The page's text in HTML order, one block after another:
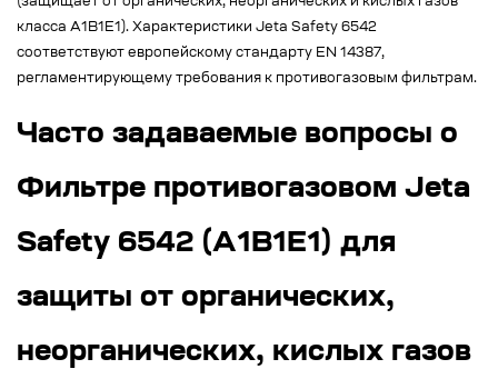
класса A1B1E1). Характеристики Jeta Safety 6542
соответствуют европейскому стандарту EN 14387,
регламентирующему требования к противогазовым фильтрам.
Часто задаваемые вопросы о
Фильтре противогазовом Jeta
Safety 6542 (A1B1E1) для
защиты от органических,
неорганических, кислых газов